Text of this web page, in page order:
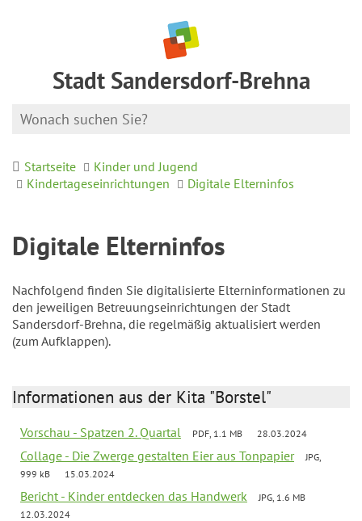
Stadt Sandersdorf-Brehna
Startseite
Kinder und Jugend
Kindertageseinrichtungen
Digitale Elterninfos
Digitale Elterninfos
Nachfolgend finden Sie digitalisierte Elterninformationen zu
den jeweiligen Betreuungseinrichtungen der Stadt
Sandersdorf-Brehna, die regelmäßig aktualisiert werden
(zum Aufklappen).
Informationen aus der Kita "Borstel"
Vorschau - Spatzen 2. Quartal PDF, 1.1 MB 28.03.2024
Collage - Die Zwerge gestalten Eier aus Tonpapier
JPG,
999 kB
15.03.2024
Bericht - Kinder entdecken das Handwerk
JPG, 1.6 MB
12.03.2024